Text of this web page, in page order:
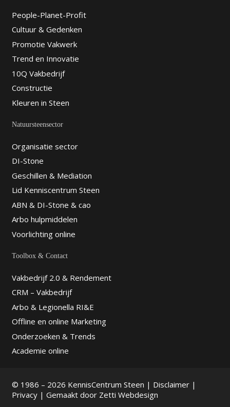
People-Planet-Profit
Cultuur & Gedenken
Promotie Vakwerk
Trend en Innovatie
10Q Vakbedrijf
Constructie
Kleuren in Steen
Natuursteensector
Organisatie sector
DI-Stone
Geschillen & Mediation
Lid Kenniscentrum Steen
ABN & DI-Stone & cao
Arbo hulpmiddelen
Voorlichting online
Toolbox & Contact
Vakbedrijf 2.0 & Rendement
CRM – Vakbedrijf
Arbo & Legionella RI&E
Offline en online Marketing
Onderzoeken & Trends
Academie online
© 1986 – 2026 KennisCentrum Steen | Disclaimer|
Privacy| Gemaakt door Zetti Webdesign